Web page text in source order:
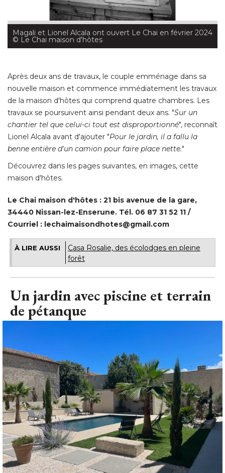
Magali et Lionel Alcala ont ouvert Le Chai en février 2024
© Le Chai maison d'hôtes
Après deux ans de travaux, le couple emménage dans sa
nouvelle maison et commence immédiatement les travaux
de la maison d'hôtes qui comprend quatre chambres. Les
travaux se poursuivent ainsi pendant deux ans. "Sur un
chantier tel que celui-ci tout est disproportionné", reconnaît
Lionel Alcala avant d'ajouter "Pour le jardin, il a fallu la
benne entière d'un camion pour faire place nette."
Découvrez dans les pages suivantes, en images, cette
maison d'hôtes.
Le Chai maison d'hôtes : 21 bis avenue de la gare,
34440 Nissan-lez-Enserune. Tél. 06 87 31 52 11 /
Courriel : lechaimaisondhotes@gmail.com
À LIRE AUSSI
Casa Rosalie, des écolodges en pleine
forêt
Un jardin avec piscine et terrain
de pétanque